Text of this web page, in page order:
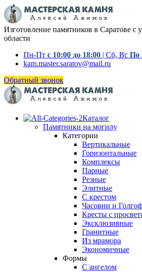
Изготовление памятников в Саратове с
области
Пн-Пт с 10:00 до 18:00 | Сб, Вс По
kam.master.saratov@mail.ru
Обратный звонок
Каталог
Памятники на могилу
Категории
Вертикальные
Горизонтальные
Комплексы
Парные
Резные
Элитные
С крестом
Часовни и
Кресты с
Эксклюзивные
Гранитные
Из мрамора
Экономичные
Формы
С ангелом